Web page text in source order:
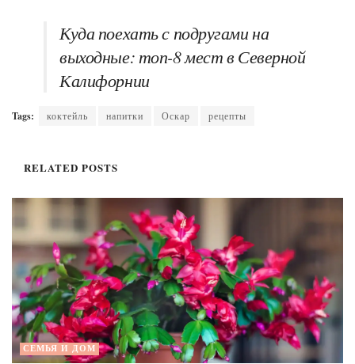
Куда поехать с подругами на
выходные: топ-8 мест в Северной
Калифорнии
Tags: коктейль напитки Оскар рецепты
RELATED POSTS
СЕМЬЯ И ДОМ